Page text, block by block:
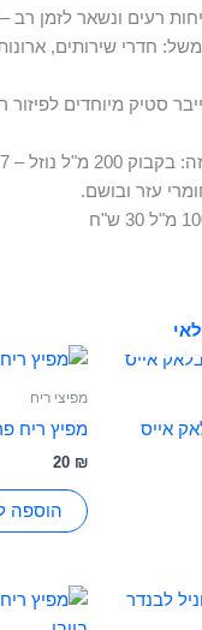
רעים ונשאר לזמן רב
חדרי שירותים,
סטיק מיוחדים לפיזור
נוזל – 7 מקלות שחורים
עזר ובושם.
אייס
מפיצי ריח
מפיץ ריח
20 ₪
הוספה